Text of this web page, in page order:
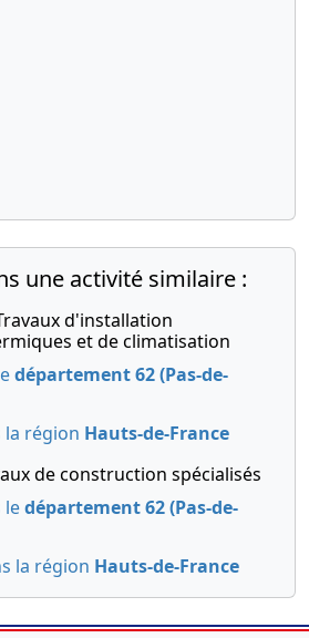
une activité similaire :
d'installation
et de climatisation
département 62 (Pas-de-
la région Hauts-de-France
de construction spécialisés
ledépartement 62 (Pas-de-
la région Hauts-de-France